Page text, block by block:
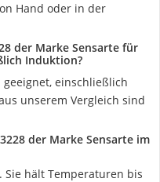
Hand oder in der
der Marke Sensarte für
Induktion?
einschließlich
unserem Vergleich sind
der Marke Sensarte im
Sie hält Temperaturen bis